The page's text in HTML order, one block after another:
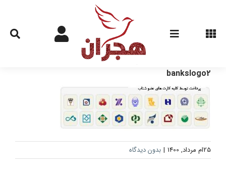
content
bankslogo2
25ام مرداد, 1400 | بدون دیدگاه